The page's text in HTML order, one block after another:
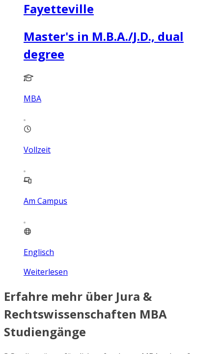
Fayetteville
Master's in M.B.A./J.D., dual
degree
MBA
Vollzeit
Am Campus
Englisch
Weiterlesen
Erfahre mehr über Jura &
Rechtswissenschaften MBA
Studiengänge